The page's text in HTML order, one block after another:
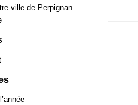
ville de Perpignan